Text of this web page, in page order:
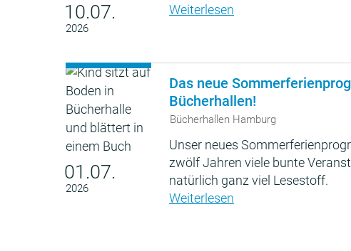
10.07.
2026
Weiterlesen
01.07.
2026
Das neue
Bücherhallen!
Bücherhallen Hamburg
Unser neues
zwölf Jahren viele bunte
natürlich ganz viel Lesestoff.
Weiterlesen